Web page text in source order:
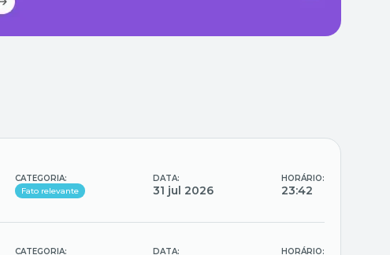
CATEGORIA:
Fato relevante
DATA:
31 jul 2026
HORÁRIO:
23:42
CATEGORIA: DATA: HORÁRIO: